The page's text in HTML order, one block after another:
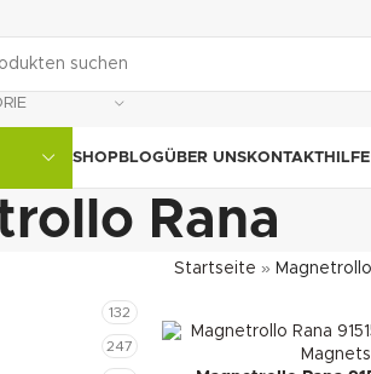
SHOPBLOGÜBER UNSKONTAKT
Rana
132
247
Startseite »